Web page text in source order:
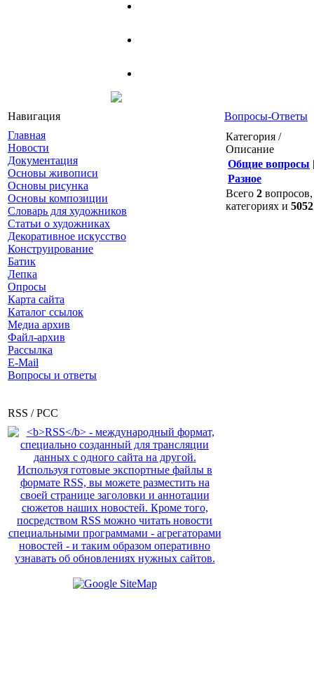
Навигация
Главная
Новости
Документация
Основы живописи
Основы рисунка
Основы композиции
Словарь для художников
Статьи о художниках
Декоративное искусство
Конструирование
Батик
Лепка
Опросы
Карта сайта
Каталог ссылок
Медиа архив
Файл-архив
Рассылка
E-Mail
Вопросы и ответы
RSS / РСС
Вопросы-Ответы
Категория /
Описание
Общие вопросы
Разное
Всего 2
категориях и 5052